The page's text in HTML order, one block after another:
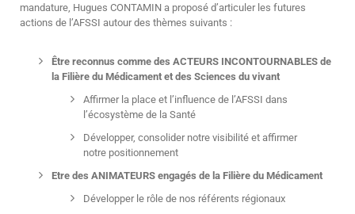
mandature, Hugues CONTAMIN a proposé d’articuler les futures
actions de l’AFSSI autour des thèmes suivants :
Être reconnus comme des ACTEURS INCONTOURNABLES de
la Filière du Médicament et des Sciences du vivant
Affirmer la place et l’influence de l’AFSSI dans
l’écosystème de la Santé
Développer, consolider notre visibilité et affirmer
notre positionnement
Etre des ANIMATEURS engagés de la Filière du Médicament
Développer le rôle de nos référents régionaux